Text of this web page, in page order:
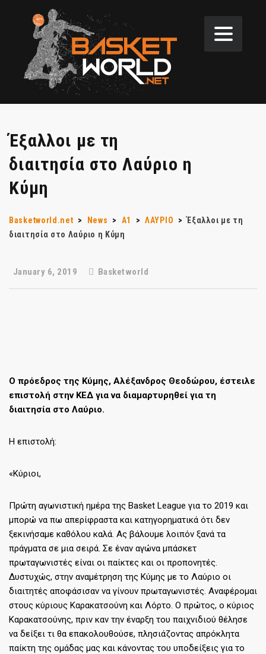
Έξαλλοι με τη
διαιτησία στο Λαύριο η
Κύμη
Basketworld.net > News > Α1 > ΛΑΥΡΙΟ >
Έξαλλοι με τη
διαιτησία στο Λαύριο η Κύμη
January 6, 2019 Basketworld
Ο πρόεδρος της Κύμης, Αλέξανδρος Θεοδώρου, έστειλε
επιστολή στην ΚΕΔ για να διαμαρτυρηθεί για τη
διαιτησία στο Λαύριο.
Η επιστολή:
«Κύριοι,
Πρώτη αγωνιστική ημέρα της Basket League για το 2019 και
μπορώ να πω απερίφραστα και κατηγορηματικά ότι δεν
ξεκινήσαμε καθόλου καλά. Ας βάλουμε λοιπόν ξανά τα
πράγματα σε μια σειρά. Σε έναν αγώνα μπάσκετ
πρωταγωνιστές είναι οι παίκτες και οι προπονητές.
Δυστυχώς, στην αναμέτρηση της Κύμης με το Λαύριο οι
διαιτητές αποφάσισαν να γίνουν πρωταγωνιστές. Αναφέρομαι
στους κύριους Καρακατσούνη και Λόρτο. Ο πρώτος, ο κύριος
Καρακατσούνης, πριν καν την έναρξη του παιχνιδιού θέλησε
να δείξει τι θα επακολουθούσε, πλησιάζοντας απρόκλητα
παίκτη της ομάδας μας και κάνοντας του υποδείξεις για το